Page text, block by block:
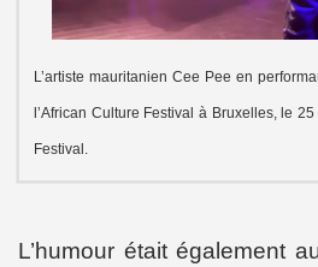
L’artiste mauritanien Cee Pee en
l’African Culture Festival à Bruxelles, le
Festival.
L’humour était également